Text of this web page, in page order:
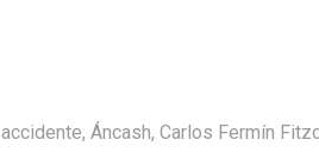
accidente, Áncash, Carlos Fermín